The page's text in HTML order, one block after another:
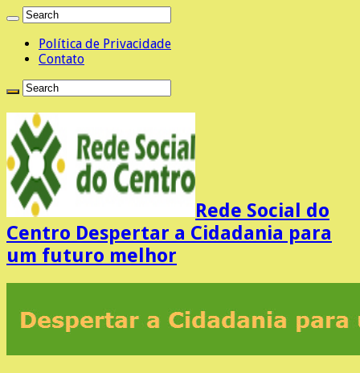
Política de Privacidade
Contato
Rede Social do
Centro Despertar a Cidadania para
um futuro melhor